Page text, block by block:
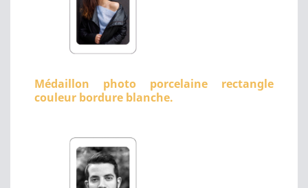
Médaillon photo porcelaine rectangle
couleur bordure blanche.